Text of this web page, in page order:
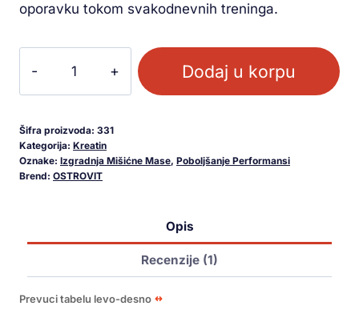
oporavku tokom svakodnevnih treninga.
Dodaj u korpu
Šifra proizvoda: 331
Kategorija: Kreatin
Oznake: Izgradnja Mišićne Mase, Poboljšanje Performansi
Brend: OSTROVIT
Opis
Recenzije (1)
Prevuci tabelu levo-desno